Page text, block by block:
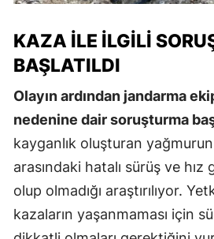
KAZA İLE İLGILI
BAŞLATILDI
Olayın ardından jandarma
nedenine dair soruşturma
kayganlık oluşturan
arasındaki hatalı sürüş ve
olup olmadığı araştırılıyor.
kazaların yaşanmaması için